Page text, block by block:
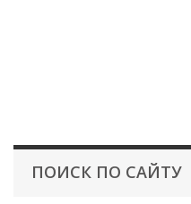
ПОИСК ПО САЙТУ